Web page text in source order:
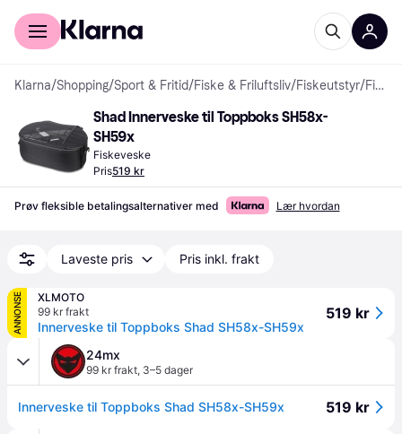
For kunder
Klarna/Shopping/Sport & Fritid/Fiske & Friluftsliv/Fiskeutstyr/ Fiskevesker
Shad Innerveske til Toppboks SH58x-
SH59x
Fiskeveske
Pris519 kr
Prøv fleksible betalingsalternativer med Lær hvordan
Laveste pris Pris inkl. frakt
ANNONSE
XLMOTO
99 kr frakt
Innerveske til Toppboks Shad SH58x-SH59x
519 kr
24mx
99 kr frakt, 3–5 dager
Innerveske til Toppboks Shad SH58x-SH59x 519 kr